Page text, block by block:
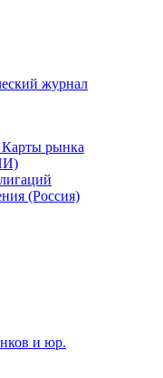
журнал
рынка
(Россия)
и юр.